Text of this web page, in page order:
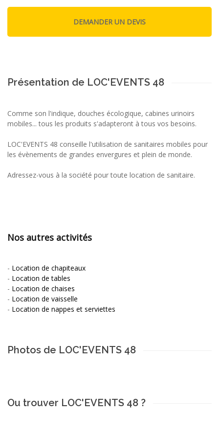
Présentation de LOC'EVENTS 48
Comme son l'indique, douches écologique, cabines urinoirs
mobiles... tous les produits s'adapteront à tous vos besoins.
LOC'EVENTS 48 conseille l'utilisation de sanitaires mobiles pour
les évènements de grandes envergures et plein de monde.
Adressez-vous à la société pour toute location de sanitaire.
Nos autres activités
- Location de chapiteaux
- Location de tables
- Location de chaises
- Location de vaisselle
- Location de nappes et serviettes
Photos de LOC'EVENTS 48
Ou trouver LOC'EVENTS 48 ?